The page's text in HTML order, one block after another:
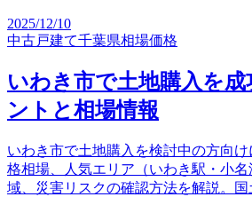
2025/12/10
中古戸建て千葉県相場価格
いわき市で土地購入を
ントと相場情報
いわき市で土地購入を検討中の方向け
格相場、人気エリア（いわき駅・小
域、災害リスクの確認方法を解説。